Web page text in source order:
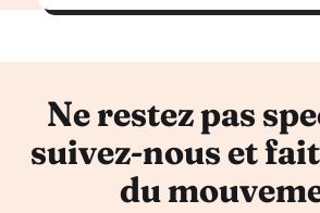
Ne restez pas
suivez-nous et
du